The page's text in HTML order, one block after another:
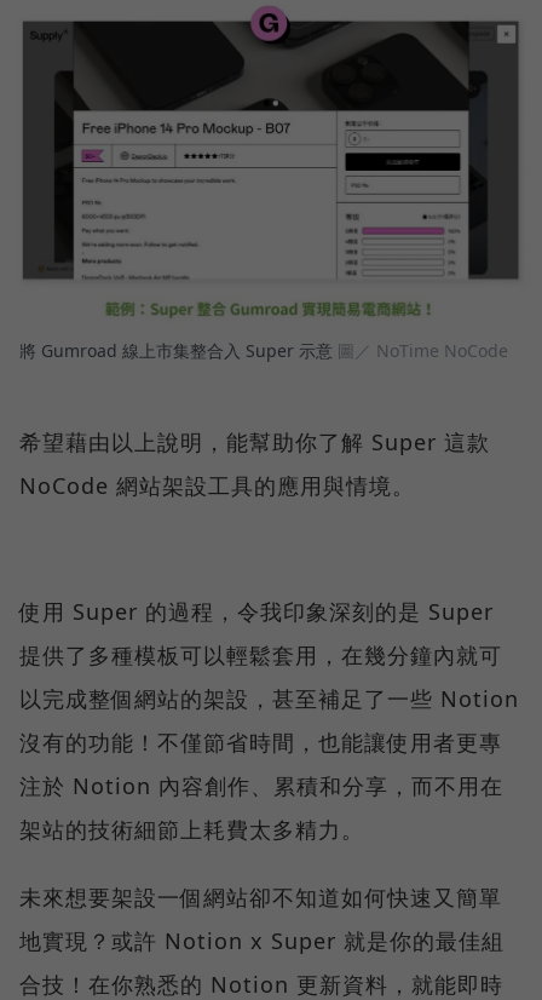
將 Gumroad 線上市集整合入 Super 示意 圖／ NoTime NoCode
希望藉由以上說明，能幫助你了解 Super 這款
NoCode 網站架設工具的應用與情境。
使用 Super 的過程，令我印象深刻的是 Super
提供了多種模板可以輕鬆套用，在幾分鐘內就可
以完成整個網站的架設，甚至補足了一些 Notion
沒有的功能！不僅節省時間，也能讓使用者更專
注於 Notion 內容創作、累積和分享，而不用在
架站的技術細節上耗費太多精力。
未來想要架設一個網站卻不知道如何快速又簡單
地實現？或許 Notion x Super 就是你的最佳組
合技！在你熟悉的 Notion 更新資料，就能即時